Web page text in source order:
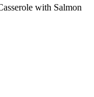
with Salmon